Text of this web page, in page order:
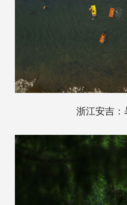
浙江安吉：